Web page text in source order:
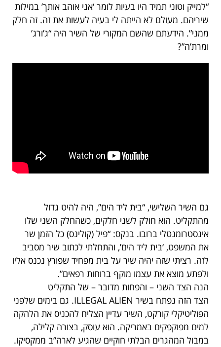
“למייק וטוני תמיד היו בעיות לומר ‘אני אוהב אותך’ במילות
שיריהם. מעולם לא הייתה לי בעיה לעשות את זה. זה חלק
ממני”. הידעתם שהשם המקורי של השיר היה “ג’ורג’
ומרת’ה”?
גם השיר השלישי, “בית ליד הים”, היה להיט גדול
מהתקליט. הוא חולק לשני חלקים, כשהחלק השני שלו
אינסטרומנטלי ברובו. בנקס: “פיל (קולינס) כל הזמן שר
את המשפט, ‘בית ליד הים’, והתחלתי לכתוב שיר מסביב
לזה. רציתי שזה יהיה שיר על בית מפחיד שפורץ נכנס אליו
ולפתע מוצא את עצמו מוקף ברוחות רפאים”.
הנה הצד השני – והפחות מדובר – של התקליט
הצד הזה נפתח בשיר ILLEGAL ALIEN. גם בימים שלפני
הפוליטיקלי קורקט, השיר עדיין הצליח להכניס את הלהקה
למים מפוקפקים באמריקה. הוא עוסק, בצורה קלילה,
במבול המהגרים הבלתי חוקיים שהגיע לארה”ב ממקסיקו.